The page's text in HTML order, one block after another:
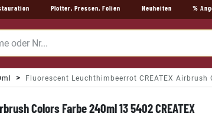
Plotter, Pressen, Folien Neuheiten %
Fluorescent Leuchthimbeerrot CREATEX Airbrush
Colors Farbe 240ml 13 5402 CREATEX